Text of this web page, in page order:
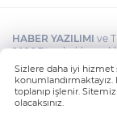
HABER YAZILIMI ve
2026 Tüm hakları
Sizlere daha iyi hizmet
toplanıp işlenir.
olacaksınız.